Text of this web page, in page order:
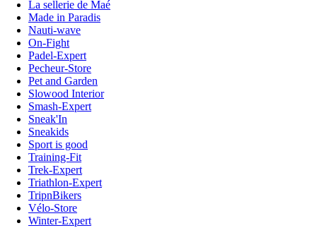
La sellerie de Maé
Made in Paradis
Nauti-wave
On-Fight
Padel-Expert
Pecheur-Store
Pet and Garden
Slowood Interior
Smash-Expert
Sneak'In
Sneakids
Sport is good
Training-Fit
Trek-Expert
Triathlon-Expert
TripnBikers
Vélo-Store
Winter-Expert